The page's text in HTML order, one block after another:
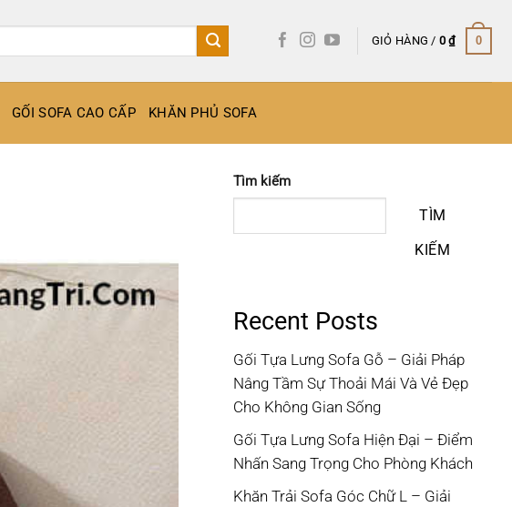
GIỎ HÀNG / 0₫ 0
GỐI SOFA CAO CẤP KHĂN PHỦ SOFA
Tìm kiếm
TÌM
KIẾM
Recent Posts
Gối Tựa Lưng Sofa Gỗ – Giải Pháp
Nâng Tầm Sự Thoải Mái Và Vẻ Đẹp
Cho Không Gian Sống
Gối Tựa Lưng Sofa Hiện Đại – Điểm
Nhấn Sang Trọng Cho Phòng Khách
Khăn Trải Sofa Góc Chữ L – Giải